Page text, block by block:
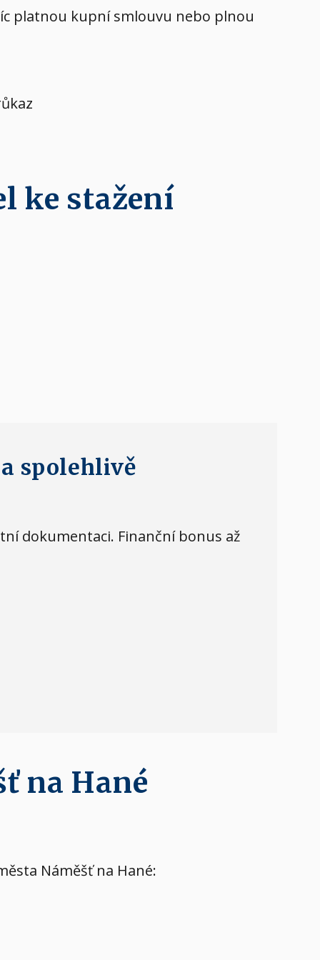
platnou kupní smlouvu nebo plnou
ke stažení
spolehlivě
dokumentaci. Finanční bonus až
na Hané
Náměšť na Hané: